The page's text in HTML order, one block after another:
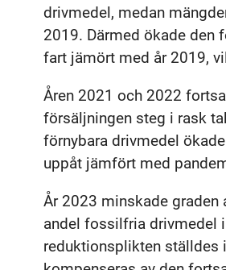
drivmedel, medan
2019. Därmed ökade den
fart jämört med år 2019,
Åren 2021 och 2022
försäljningen steg i rask
förnybara drivmedel
uppåt jämfört med
År 2023 minskade
andel fossilfria drivmedel
reduktionsplikten ställdes